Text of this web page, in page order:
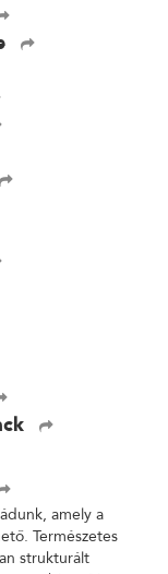
amely a
Természetes
strukturált